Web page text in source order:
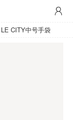
LE CITY中号手袋